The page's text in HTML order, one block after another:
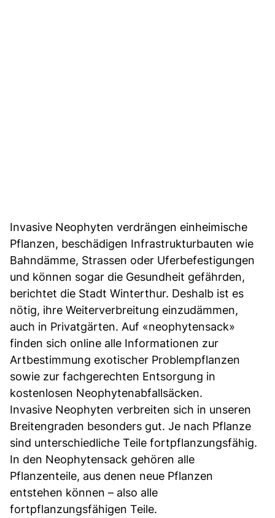
Invasive Neophyten verdrängen einheimische
Pflanzen, beschädigen Infrastrukturbauten wie
Bahndämme, Strassen oder Uferbefestigungen
und können sogar die Gesundheit gefährden,
berichtet die Stadt Winterthur. Deshalb ist es
nötig, ihre Weiterverbreitung einzudämmen,
auch in Privatgärten. Auf «neophytensack»
finden sich online alle Informationen zur
Artbestimmung exotischer Problempflanzen
sowie zur fachgerechten Entsorgung in
kostenlosen Neophytenabfallsäcken.
Invasive Neophyten verbreiten sich in unseren
Breitengraden besonders gut. Je nach Pflanze
sind unterschiedliche Teile fortpflanzungsfähig.
In den Neophytensack gehören alle
Pflanzenteile, aus denen neue Pflanzen
entstehen können – also alle
fortpflanzungsfähigen Teile.